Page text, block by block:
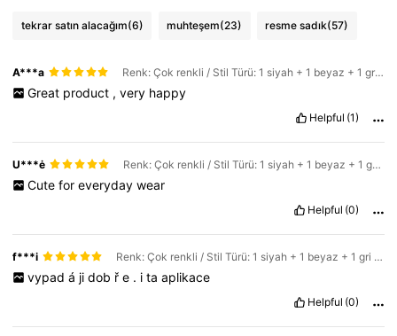
tekrar satın alacağım(6) muhteşem(23) resme sadık(57)
A***a Renk: Çok renkli / Stil Türü: 1 siyah + 1 beyaz + 1 gri / Boyut: 36-39
Great product , very happy
Helpful (1)
U***ė Renk: Çok renkli / Stil Türü: 1 siyah + 1 beyaz + 1 gri / Boyut: 36-39
Cute for everyday wear
Helpful (0)
f***i Renk: Çok renkli / Stil Türü: 1 siyah + 1 beyaz + 1 gri / Boyut: 40-43
vypad á ji dob ř e . i ta aplikace
Helpful (0)